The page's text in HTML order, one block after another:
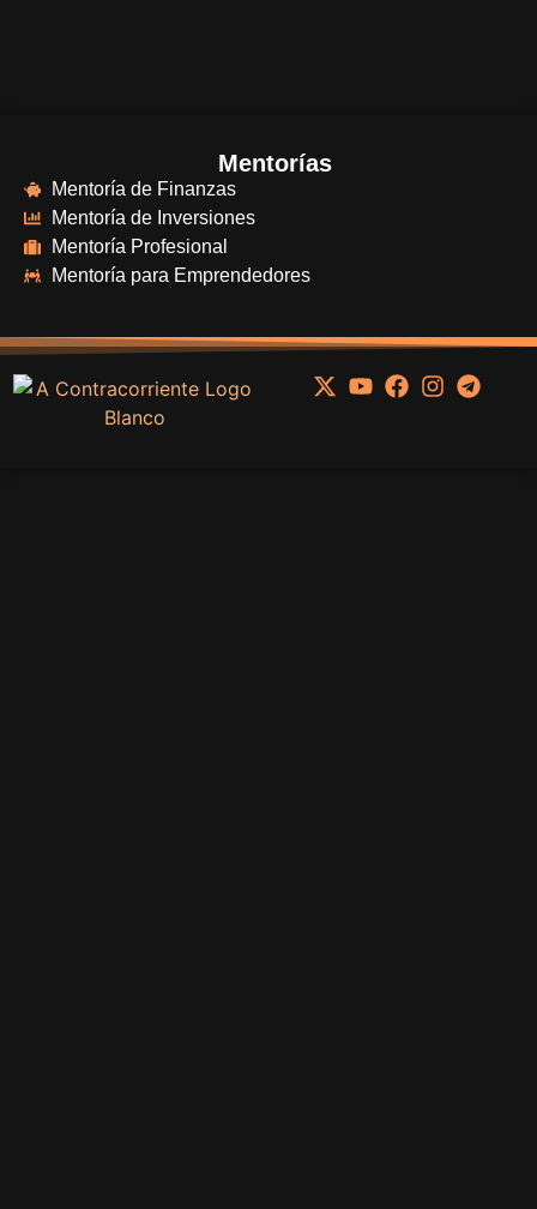
Mentorías
Mentoría de Finanzas
Mentoría de Inversiones
Mentoría Profesional
Mentoría para Emprendedores